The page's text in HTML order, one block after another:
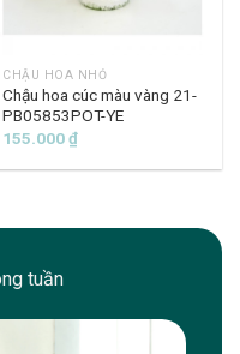
CHẬU HOA NHỎ
Chậu hoa cúc màu vàng 21-
PB05853POT-YE
155.000₫
tuần